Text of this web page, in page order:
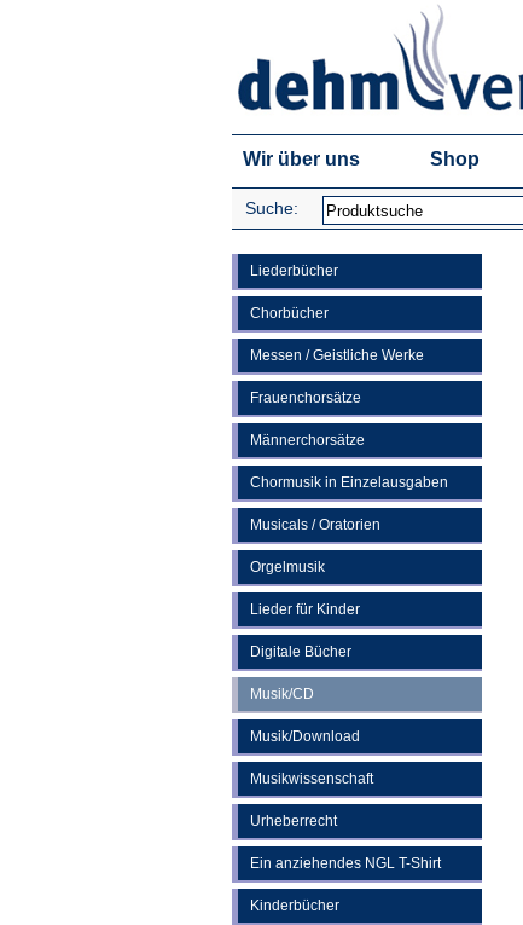
Wir über uns Shop
Suche:
Liederbücher
Chorbücher
Messen / Geistliche Werke
Frauenchorsätze
Männerchorsätze
Chormusik in Einzelausgaben
Musicals / Oratorien
Orgelmusik
Lieder für Kinder
Digitale Bücher
Musik/CD
Musik/Download
Musikwissenschaft
Urheberrecht
Ein anziehendes NGL T-Shirt
Kinderbücher